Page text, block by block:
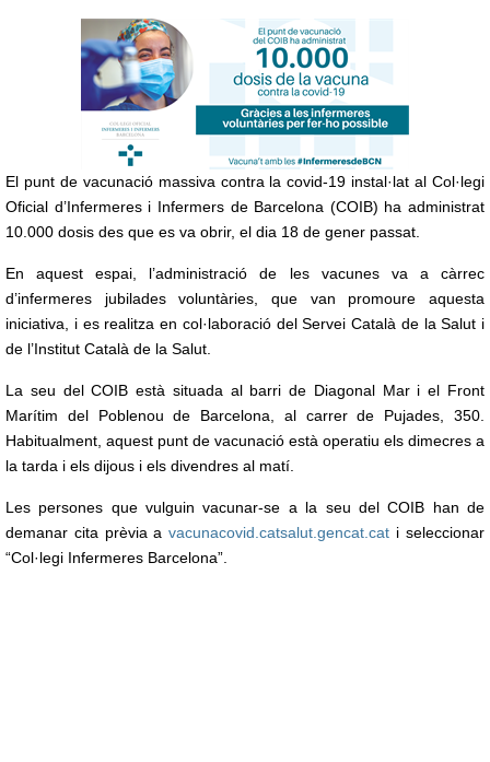
El punt de vacunació massiva contra la covid-19 instal·lat al Col·legi
Oficial d’Infermeres i Infermers de Barcelona (COIB) ha administrat
10.000 dosis des que es va obrir, el dia 18 de gener passat.
En aquest espai, l’administració de les vacunes va a càrrec
d’infermeres jubilades voluntàries, que van promoure aquesta
iniciativa, i es realitza en col·laboració del Servei Català de la Salut i
de l’Institut Català de la Salut.
La seu del COIB està situada al barri de Diagonal Mar i el Front
Marítim del Poblenou de Barcelona, al carrer de Pujades, 350.
Habitualment, aquest punt de vacunació està operatiu els dimecres a
la tarda i els dijous i els divendres al matí.
Les persones que vulguin vacunar-se a la seu del COIB han de
demanar cita prèvia avacunacovid.catsalut.gencat.cat i seleccionar
“Col·legi Infermeres Barcelona”.